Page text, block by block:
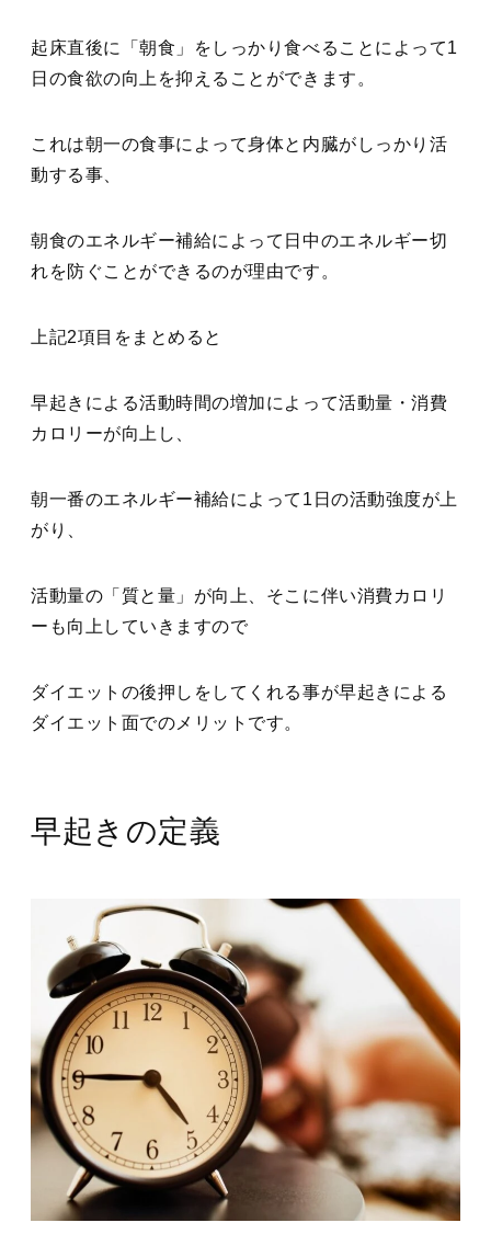
起床直後に「朝食」をしっかり食べることによって1
日の食欲の向上を抑えることができます。
これは朝一の食事によって身体と内臓がしっかり活
動する事、
朝食のエネルギー補給によって日中のエネルギー切
れを防ぐことができるのが理由です。
上記2項目をまとめると
早起きによる活動時間の増加によって活動量・消費
カロリーが向上し、
朝一番のエネルギー補給によって1日の活動強度が上
がり、
活動量の「質と量」が向上、そこに伴い消費カロリ
ーも向上していきますので
ダイエットの後押しをしてくれる事が早起きによる
ダイエット面でのメリットです。
早起きの定義